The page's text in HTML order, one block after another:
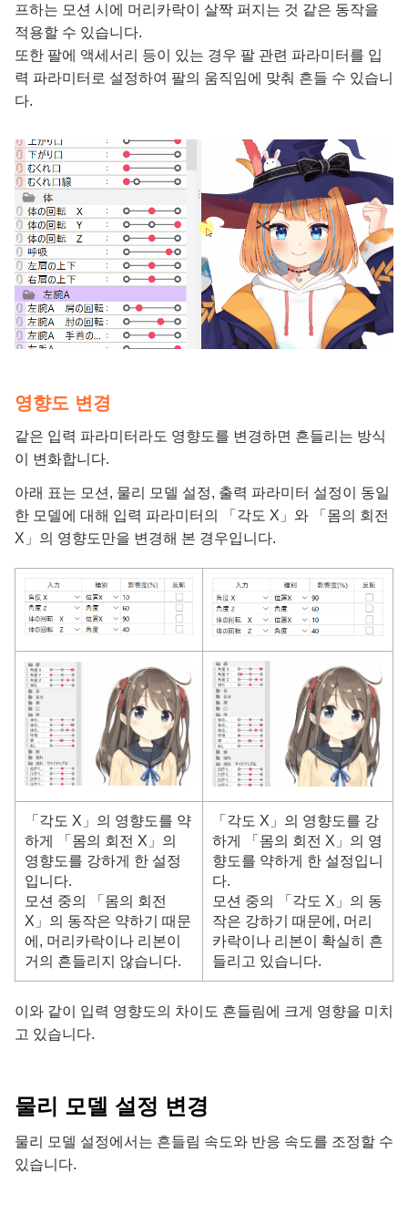
프하는 모션 시에 머리카락이 살짝 퍼지는 것 같은 동작을
적용할 수 있습니다.
또한 팔에 액세서리 등이 있는 경우 팔 관련 파라미터를 입
력 파라미터로 설정하여 팔의 움직임에 맞춰 흔들 수 있습니
다.
영향도 변경
같은 입력 파라미터라도 영향도를 변경하면 흔들리는 방식
이 변화합니다.
아래 표는 모션, 물리 모델 설정, 출력 파라미터 설정이 동일
한 모델에 대해 입력 파라미터의 「각도 X」와 「몸의 회전
X」의 영향도만을 변경해 본 경우입니다.
「각도 X」의 영향도를 약
하게 「몸의 회전 X」의
영향도를 강하게 한 설정
입니다.
모션 중의 「몸의 회전
X」의 동작은 약하기 때문
에, 머리카락이나 리본이
거의 흔들리지 않습니다.
「각도 X」의 영향도를 강
하게 「몸의 회전 X」의 영
향도를 약하게 한 설정입니
다.
모션 중의 「각도 X」의 동
작은 강하기 때문에, 머리
카락이나 리본이 확실히 흔
들리고 있습니다.
이와 같이 입력 영향도의 차이도 흔들림에 크게 영향을 미치
고 있습니다.
물리 모델 설정 변경
물리 모델 설정에서는 흔들림 속도와 반응 속도를 조정할 수
있습니다.